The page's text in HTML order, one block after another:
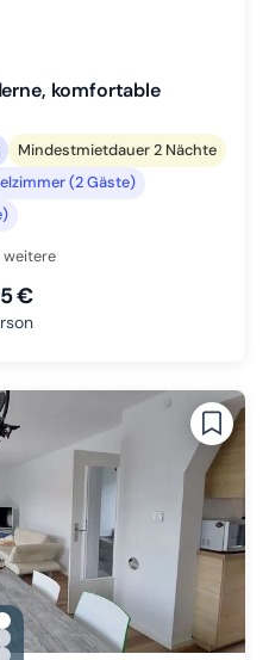
komfortable
Mindestmietdauer 2 Nächte
(2 Gäste)
weitere
€
Zu Slide 1 wechseln